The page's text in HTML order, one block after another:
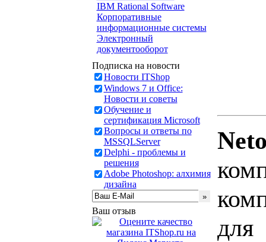
IBM Rational Software
Корпоративные
информационные системы
Электронный
документооборот
Подписка на новости
Новости ITShop
Windows 7 и Office:
Новости и советы
Обучение и
сертификация Microsoft
Вопросы и ответы по
MSSQLServer
Delphi - проблемы и
решения
Adobe Photoshop: алхимия
дизайна
Ваш отзыв